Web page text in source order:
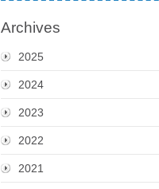
Archives
2025
2024
2023
2022
2021